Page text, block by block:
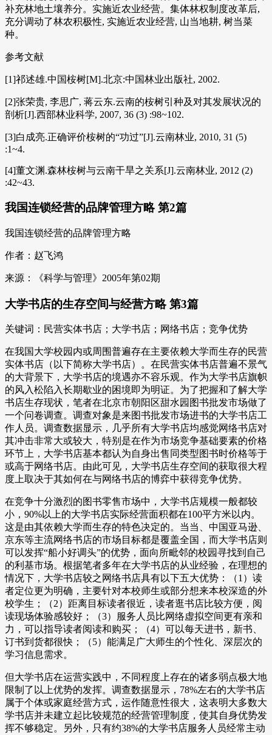
补充林地土壤养分。实施近农业经营。集体林权制度改革后,
充分调动了林农积极性, 实施近农业经营, 山当地耕, 树当菜
种。
参考文献
[1]祁述雄.中国桉树[M].北京:中国林业出版社, 2002.
[2]张荣贵, 李思广, 蒋云东.云南的桉树引种及对其发展状况的
剖析[J].西部林业科学, 2007, 36 (3) :98~102.
[3]白成亮.正确评价桉树的“功过”[J].云南林业, 2010, 31 (5)
:1~4.
[4]董文渊.森林桉树与云南干旱之关系[J].云南林业, 2012 (2)
:42~43.
我国连锁经营的品牌管理方略 第2篇
我国连锁经营的品牌管理方略
作者：赵飞鸿
来源：《科学与管理》2005年第02期
大学书店的生存空间与经营方略 第3篇
关键词：民营实体书店；大学书店；网络书店；竞争优势
在我国大学校园内或周围普遍存在主要依赖大学而生存的民营
实体书店（以下简称大学书店）。在民营实体书店普遍不景气
的大背景下，大学书店的境遇亦不容乐观。作为大学书店旗帜
的风入松陷入长期歇业的困境即为明证。为了把握和了解大学
书店生存现状，笔者在北京市朝阳区甜水园图书批发市场做了
一个问卷调查。调查对象是来图书批发市场进书的大学书店工
作人员。调查数据显示，几乎所有大学书店均感觉网络书店对
其冲击非常大或较大，特别是在作为市场竞争基础要素的价格
环节上，大学书店基本都认为自身出售同类型图书时价格等于
或高于网络书店。由此可见，大学书店生存空间的获取很大程
度上取决于其如何在与网络书店的博弈中获得竞争优势。
在竞争十分激烈的图书零售市场中，大学书店规模一般都较
小，90%以上的大学书店实际经营面积都在100平方米以内。
这是由其依赖大学而生存的特色决定的。当当、中国亚马逊、
京东等主流网络书店的市场目标都是覆盖全国，而大学书店则
可以发挥“船小好调头”的优势，面向所毗邻的校园寻找到自己
的利基市场。根据笔者多年在大学书店的从业经验，在理想的
情况下，大学书店较之网络书店具有以下五大优势：（1）读
者定位更为明确，主要针对本校师生或部分想来本校深造的外
校学生；（2）距离目标读者很近，读者逛书店比较方便，阅
读现场体验感较好；（3）服务人员比网络虚拟空间更有亲和
力，可以指导读者阅读和购买；（4）可以每天进书，新书、
订书到货都很快；（5）能满足广大师生的个性化、深层次的
学习信息需求。
但大学书店在运营实践中，不同程度上存在的诸多弱点极大地
限制了以上优势的发挥。调查数据显示，78%左右的大学书店
属于个体或家庭经营方式，运作随意性很大，这表明大多数大
学书店并未建立起比较规范的经营管理制度，使其自身优势发
挥不够稳定。另外，只有约38%的大学书店服务人员经常主动